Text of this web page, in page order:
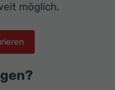
möglich.